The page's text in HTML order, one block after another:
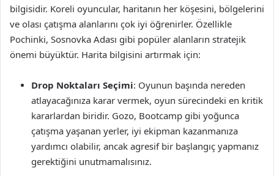
bilgisidir. Koreli oyuncular, haritanın her köşesini, bölgelerini
ve olası çatışma alanlarını çok iyi öğrenirler. Özellikle
Pochinki, Sosnovka Adası gibi popüler alanların stratejik
önemi büyüktür. Harita bilgisini artırmak için:
Drop Noktaları Seçimi: Oyunun başında nereden
atlayacağınıza karar vermek, oyun sürecindeki en kritik
kararlardan biridir. Gozo, Bootcamp gibi yoğunca
çatışma yaşanan yerler, iyi ekipman kazanmanıza
yardımcı olabilir, ancak agresif bir başlangıç yapmanız
gerektiğini unutmamalısınız.